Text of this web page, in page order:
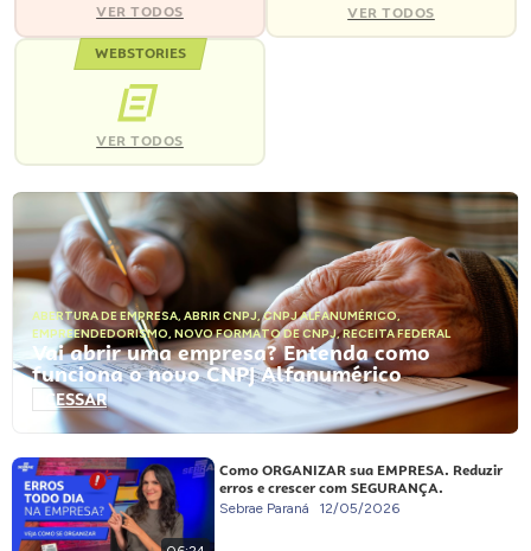
VER TODOS VER TODOS
WEBSTORIES
VER TODOS
ABERTURA DE EMPRESA, ABRIR CNPJ,CNPJ ALFANUMÉRICO,
EMPREENDEDORISMO, NOVO FORMATO DE CNPJ,RECEITA FEDERAL
Vai abrir uma empresa? Entenda como
funciona o novo CNPJ Alfanumérico
ACESSAR
Como ORGANIZAR sua EMPRESA. Reduzir
erros e crescer com SEGURANÇA.
Sebrae Paraná 12/05/2026